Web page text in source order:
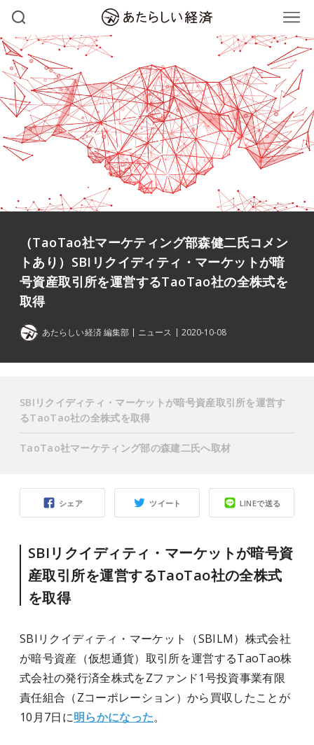
（TaoTao社マーケティング部森健二氏コメン
トあり）SBIリクイディティ・マーケットが暗
号資産取引所を運営するTaoTao社の全株式を
取得
あたらしい経済 編集部 ニュース 2020-10-08
シェア ツイート LINEで送る
SBIリクイディティ・マーケットが暗号資
産取引所を運営するTaoTao社の全株式
を取得
SBIリクイディティ・マーケット（SBILM）株式会社
が暗号資産（仮想通貨）取引所を運営するTaoTao株
式会社の発行済全株式をZファンド1号投資事業有限
責任組合（Zコーポレーション）から買収したことが
10月7日に明らかになった。
SBIリクイディティ・マーケットが暗号資産取引所を運営す
るTaoTao社の全株式を取得
TaoTao社マーケティング部の森建二氏へ取材